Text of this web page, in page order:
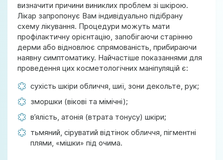
визначити причини виниклих проблем зі шкірою.
Лікар запропонує Вам індивідуально підібрану
схему лікування. Процедури можуть мати
профілактичну орієнтацію, запобігаючи старінню
дерми або відновлює спрямованість, прибираючи
наявну симптоматику. Найчастіше показаннями для
проведення цих косметологічних маніпуляцій є:
сухість шкіри обличчя, шиї, зони декольте, рук;
зморшки (вікові та мімічні);
в’ялість, атонія (втрата тонусу) шкіри;
тьмяний, сіруватий відтінок обличчя, пігментні
плями, «мішки» під очима.